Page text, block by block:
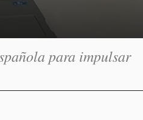
para impulsar